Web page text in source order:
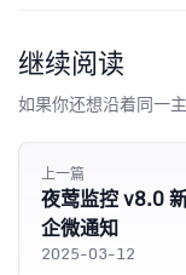
继续阅读
如果你还想沿着同一
上一篇
夜莺监控 v8.0
企微通知
2025-03-12